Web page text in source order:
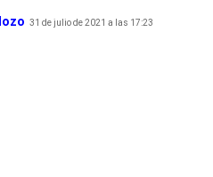
31 de julio de 2021 a las 17:23